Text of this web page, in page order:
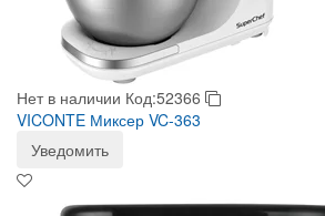
Нет в наличии Код:52366
VICONTE Миксер VC-363
Уведомить